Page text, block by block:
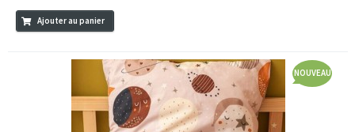
Ajouter au panier
NOUVEAU